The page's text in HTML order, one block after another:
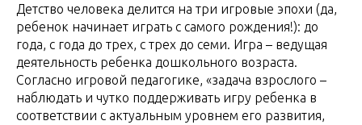
Детство человека делится на три игровые эпохи (да,
ребенок начинает играть с самого рождения!): до
года, с года до трех, с трех до семи. Игра – ведущая
деятельность ребенка дошкольного возраста.
Согласно игровой педагогике, «задача взрослого –
наблюдать и чутко поддерживать игру ребенка в
соответствии с актуальным уровнем его развития,